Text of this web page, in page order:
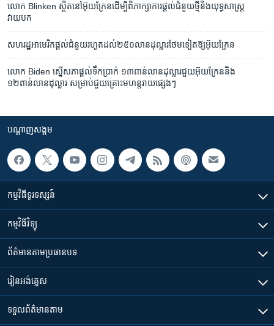
លោក Blinken ស្ថិត​នៅ​អ៊ុយក្រែន​ដើម្បី​ពិភាក្សា​ការផ្តល់​ជំនួយ​ថ្មី​និង​យុទ្ធសាស្ត្រ​
វាយបក
សហរដ្ឋ​អាមេរិក​ផ្តល់​ជំនួយ​រហូត​ដល់​២៥០​លាន​ដុល្លារ​ថែម​ទៀត​ឱ្យ​អ៊ុយក្រែន
លោក Biden ស្នើសភាផ្តល់ទឹកប្រាក់ ១៣ពាន់​លាន​ដុល្លារ​ជួយអ៊ុយក្រែន​និង
១២ពាន់លានដុល្លារ សម្រាប់ជួយគ្រោះមហន្តរាយផ្សេងៗ
បណ្តាញ​សង្គម
កម្មវិធី​ទូរទស្សន៍
កម្មវិធី​វិទ្យុ
ព័ត៌មាន​តាមប្រធានបទ​
រៀន​​អង់គ្លេស
ទទួល​ព័ត៌មាន​តាម